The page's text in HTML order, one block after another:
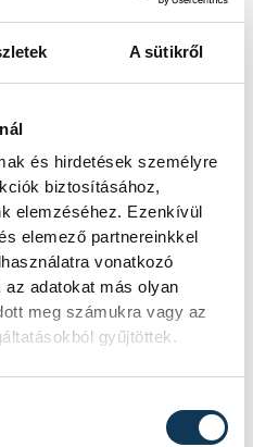
A sütikről
és hirdetések személyre
biztosításához,
elemzéséhez. Ezenkívül
elemező partnereinkkel
vonatkozó
adatokat más olyan
meg számukra vagy az
gyűjtöttek.
(Fidesz-KDNP)
biztosának
LMP-Párbeszéd)
Regionális
kezelési
éléről lemondott
Bázsa Botondot